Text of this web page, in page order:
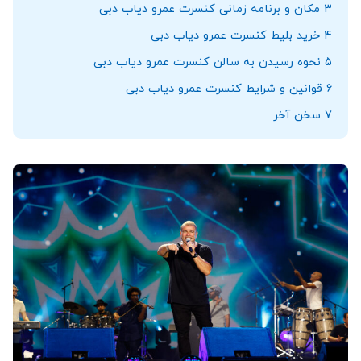
3 مکان و برنامه زمانی کنسرت عمرو دیاب دبی
4 خرید بلیط کنسرت عمرو دیاب دبی
5 نحوه رسیدن به سالن کنسرت عمرو دیاب دبی
6 قوانین و شرایط کنسرت عمرو دیاب دبی
7 سخن آخر